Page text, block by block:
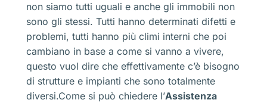
non siamo tutti uguali e anche gli immobili non
sono gli stessi. Tutti hanno determinati difetti e
problemi, tutti hanno più climi interni che poi
cambiano in base a come si vanno a vivere,
questo vuol dire che effettivamente c’è bisogno
di strutture e impianti che sono totalmente
diversi.Come si può chiedere l’Assistenza